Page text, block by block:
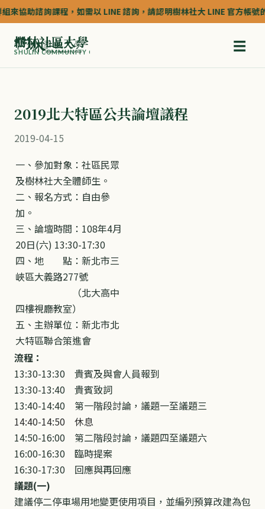
協助諮詢課程，如需以 LINE 諮詢，請認明樹林社大 LINE 官方帳號
樹林社區大學
SHULIN COMMUNITY COLLEGE ☰
2019北大特區公共論壇議程
2019-04-15
一、參加對象：社區民眾
及樹林社大全體師生。
二、報名方式：自由參
加。
三、論壇時間：108年4月
20日(六) 13:30-17:30
四、地 點：新北市三
峽區大義路277號
​ （北大高中
四樓視廳教室）
五、主辦單位：新北市北
大特區聯合策進會
流程：
13:30-13:30 貴賓及與會人員報到
13:30-13:40 貴賓致詞
13:40-14:40 第一階段討論，議題一至議題三
14:40-14:50 休息
14:50-16:00 第二階段討論，議題四至議題六
16:00-16:30 臨時提案
16:30-17:30 回應與再回應
議題(一)
建議停二停車場用地變更使用項目，並編列預算改建為包